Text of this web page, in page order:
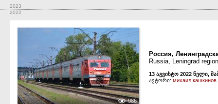
2023
2022
986
Россия,
Russia, Leningrad
13 აგვისტო 2022 წელი,
ავტორი: михаил кашкинов